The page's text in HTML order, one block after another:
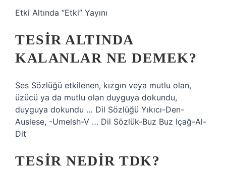
Etki Altında “Etki” Yayını
TESIR ALTINDA
KALANLAR NE DEMEK?
Ses Sözlüğü etkilenen, kızgın veya mutlu olan,
üzücü ya da mutlu olan duyguya dokundu,
duyguya dokundu … Dil Sözlüğü Yıkıcı-Den-
Auslese, -Umelsh-V … Dil Sözlük-Buz Buz Içağ-Al-
Dit
TESIR NEDIR TDK?